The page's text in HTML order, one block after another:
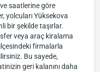
saatlerine göre
yolcuları Yüksekova
bir şekilde taşırlar.
veya araç kiralama
firmalarla
Bu sayede,
geri kalanını daha